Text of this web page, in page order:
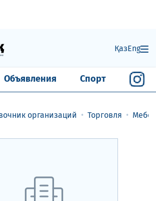
ҚазEng
Объявления Спорт
организаций Торговля